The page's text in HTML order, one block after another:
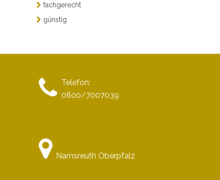
fachgerecht
günstig
Telefon:
0800/7007039
Namsreuth Oberpfalz